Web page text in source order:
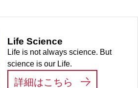
Life Science
Life is not always science. But
science is our Life.
詳細はこちら LIFE